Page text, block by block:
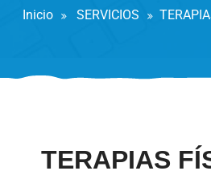
Inicio SERVICIOS
TERAPIAS